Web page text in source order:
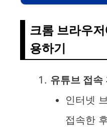
크롬 브라우
용하기
유튜브 접속
인터넷
접속한